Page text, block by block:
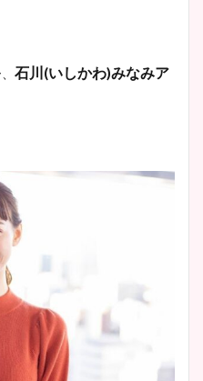
石川(いしかわ)みなみア